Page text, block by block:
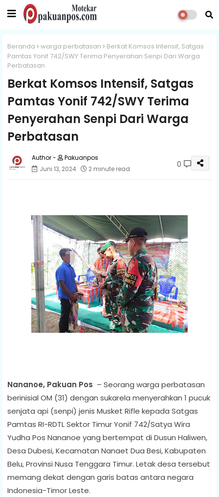
Beranda warga perbatasan
Berkat Komsos Intensif, Satgas
Pamtas Yonif 742/SWY Terima Penyerahan Senpi Dari Warga
Perbatasan
Berkat Komsos Intensif, Satgas
Pamtas Yonif 742/SWY Terima
Penyerahan Senpi Dari Warga
Perbatasan
Pakuanpos
Juni 13, 2024
2 minute read 0
Nananoe, Pakuan Pos – Seorang warga perbatasan
berinisial OM (31) dengan sukarela menyerahkan 1 pucuk
senjata api (senpi) jenis Musket Rifle kepada Satgas
Pamtas RI-RDTL Sektor Timur Yonif 742/Satya Wira
Yudha Pos Nananoe yang bertempat di Dusun Haliwen,
Desa Dubesi, Kecamatan Nanaet Dua Besi, Kabupaten
Belu, Provinsi Nusa Tenggara Timur. Letak desa tersebut
memang dekat dengan garis batas antara negara
Indonesia-Timor Leste.